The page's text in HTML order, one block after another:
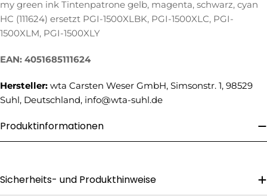
Ihr
Name
Ihre
E-
Ihre
Telefonnummer
Nachricht
Die mit * gekennzeichneten Felder sind Pflichtfelder.
my green ink Tintenpatrone gelb, magenta, schwarz, cyan
HC (111624) ersetzt PGI-1500XLBK, PGI-1500XLC, PGI-
1500XLM, PGI-1500XLY
EAN: 4051685111624
Hersteller: wta Carsten Weser GmbH, Simsonstr. 1, 98529
Suhl, Deutschland, info@wta-suhl.de
Produktinformationen
Sicherheits- und Produkthinweise